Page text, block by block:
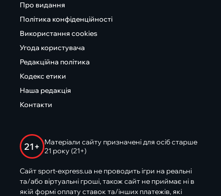
Про видання
Політика конфіденційності
Використання cookies
Угода користувача
Редакційна політика
Кодекс етики
Наша редакція
Контакти
21+
Матеріали сайту призначені для осіб старше
21 року (21+)
Сайт sport-express.ua не проводить ігри на реальні
та/або віртуальні гроші, також сайт не приймає ні в
якій формі оплату ставок та/інших платежів, які